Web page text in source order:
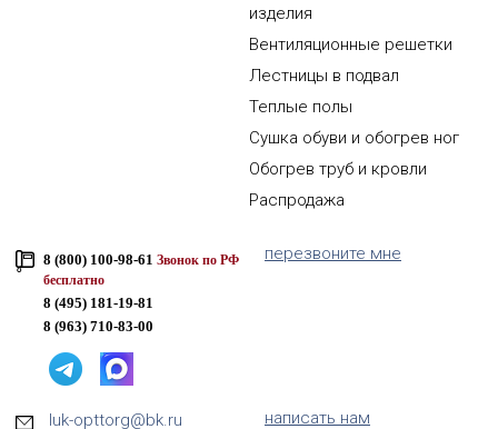
изделия
Вентиляционные решетки
Лестницы в подвал
Теплые полы
Сушка обуви и обогрев ног
Обогрев труб и кровли
Распродажа
8 (800) 100-98-61 Звонок по РФ
бесплатно
8 (495) 181-19-81
8 (963) 710-83-00
перезвоните мне
luk-opttorg@bk.ru написать нам